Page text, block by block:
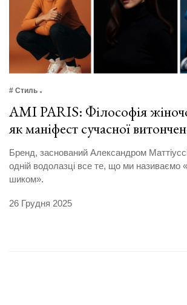
# Стиль
AMI PARIS: Філософія
як маніфест сучасної
Бренд, заснований Александром
одній водолазці все те, що ми називаємо
шиком».
26 Грудня 2025